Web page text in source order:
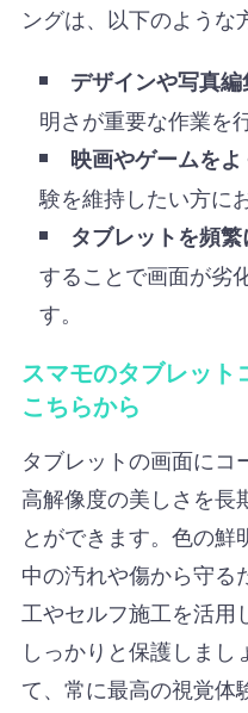
ングは、以下のような
デザインや写真
明さが重要な作業を
映画やゲームを
験を維持したい方に
タブレットを頻
することで画面が劣
す。
スマモのタブレット
こちらから
タブレットの画面にコ
高解像度の美しさを長
とができます。色の鮮
中の汚れや傷から守る
工やセルフ施工を活用
しっかりと保護しまし
て、常に最高の視覚体